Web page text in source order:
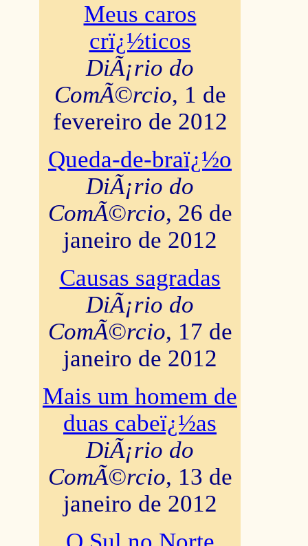
Meus caros
crï¿½ticos
DiÃ¡rio do
ComÃ©rcio, 1 de
fevereiro de 2012
Queda-de-braï¿½o
DiÃ¡rio do
ComÃ©rcio, 26 de
janeiro de 2012
Causas sagradas
DiÃ¡rio do
ComÃ©rcio, 17 de
janeiro de 2012
Mais um homem de
duas cabeï¿½as
DiÃ¡rio do
ComÃ©rcio, 13 de
janeiro de 2012